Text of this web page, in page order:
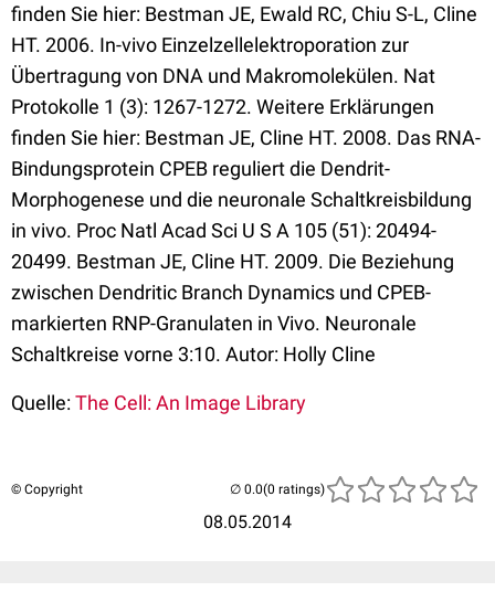
finden Sie hier: Bestman JE, Ewald RC, Chiu S-L, Cline
HT. 2006. In-vivo Einzelzellelektroporation zur
Übertragung von DNA und Makromolekülen. Nat
Protokolle 1 (3): 1267-1272. Weitere Erklärungen
finden Sie hier: Bestman JE, Cline HT. 2008. Das RNA-
Bindungsprotein CPEB reguliert die Dendrit-
Morphogenese und die neuronale Schaltkreisbildung
in vivo. Proc Natl Acad Sci U S A 105 (51): 20494-
20499. Bestman JE, Cline HT. 2009. Die Beziehung
zwischen Dendritic Branch Dynamics und CPEB-
markierten RNP-Granulaten in Vivo. Neuronale
Schaltkreise vorne 3:10. Autor: Holly Cline
Quelle:The Cell: An Image Library
© Copyright
08.05.2014
(0 ratings)